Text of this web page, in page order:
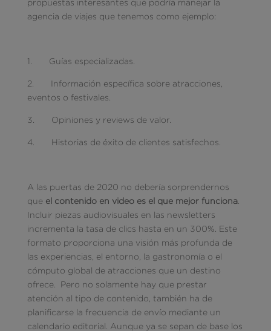
propuestas interesantes que podría manejar la
agencia de viajes que tenemos como ejemplo:
1. Guías especializadas.
2. Información específica sobre atracciones,
eventos o festivales.
3. Opiniones y reviews de valor.
4. Historias de éxito de clientes satisfechos.
A las puertas de 2020 no debería sorprendernos
que el contenido en video es el que mejor funciona.
Incluir piezas audiovisuales en las newsletters
incrementa la tasa de clics hasta en un 300%. Este
formato proporciona una visión más profunda de
las experiencias, el entorno, la gastronomía o el
cómputo global de atracciones que un destino
ofrece. Pero no solamente hay que prestar
atención al tipo de contenido, también ha de
planificarse la frecuencia de envío mediante un
calendario editorial. Aunque ya se sepan de base los